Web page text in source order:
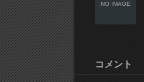
NO IMAGE
コメント